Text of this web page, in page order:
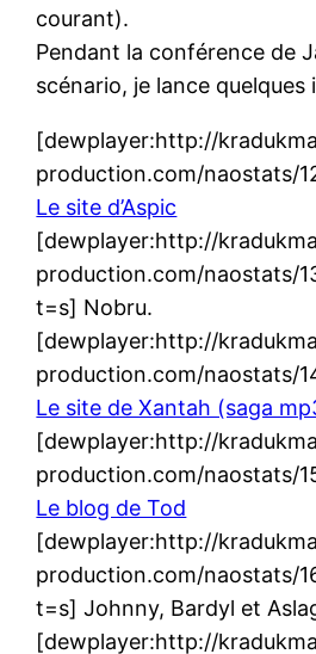
courant).
Pendant la conférence de
scénario, je lance quelques
[dewplayer:http://
production.com/naostats/
Le site d’Aspic
[dewplayer:http://
production.com/naostats/
t=s] Nobru.
[dewplayer:http://
production.com/naostats/
Le site de Xantah (saga
[dewplayer:http://
production.com/naostats/
Le blog de Tod
[dewplayer:http://
production.com/naostats/
t=s] Johnny, Bardyl et
[dewplayer:http://